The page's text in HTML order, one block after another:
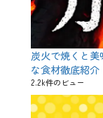
炭火で焼くと
な食材徹底紹介
2.2k件のビュー